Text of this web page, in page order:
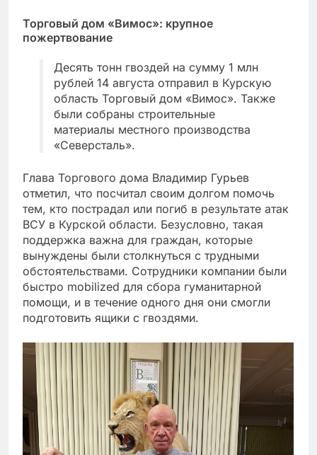
Торговый дом «Вимос»: крупное
пожертвование
Десять тонн гвоздей на сумму 1 млн
рублей 14 августа отправил в Курскую
область Торговый дом «Вимос». Также
были собраны строительные
материалы местного производства
«Северсталь».
Глава Торгового дома Владимир Гурьев
отметил, что посчитал своим долгом помочь
тем, кто пострадал или погиб в результате атак
ВСУ в Курской области. Безусловно, такая
поддержка важна для граждан, которые
вынуждены были столкнуться с трудными
обстоятельствами. Сотрудники компании были
быстро mobilized для сбора гуманитарной
помощи, и в течение одного дня они смогли
подготовить ящики с гвоздями.